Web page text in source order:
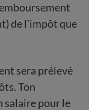
de l'impôt que
sera prélevé
Ton
salaire pour le